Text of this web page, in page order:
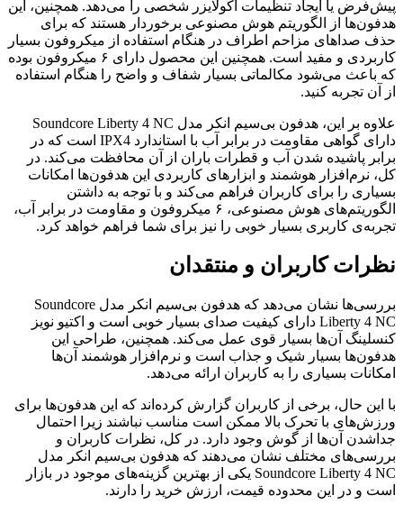
پیش‌فرض یا ایجاد تنظیمات اکولایزر شخصی را می‌دهد. همچنین، این
هدفون‌ها از الگوریتم هوش مصنوعی برخوردار هستند که برای
حذف صداهای مزاحم اطراف در هنگام استفاده از میکروفون بسیار
کاربردی و مفید است. همچنین این محصول دارای ۶ میکروفون بوده
که باعث می‌شود مکالماتی بسیار شفاف و واضح را هنگام استفاده
از آن تجربه کنید.
علاوه بر این، هدفون بی‌سیم انکر مدل Soundcore Liberty 4 NC
دارای گواهی مقاومت در برابر آب با استاندارد IPX4 است که در
برابر پاشیده شدن آب و قطرات باران از آن محافظت می‌کند. در
کل، نرم‌افزار هوشمند و ابزارهای کاربردی این هدفون‌ها امکانات
بسیاری را برای کاربران فراهم می‌کند و با توجه به داشتن
الگوریتم‌های هوش مصنوعی، ۶ میکروفون و مقاومت در برابر آب،
تجربه‌ی کاربری بسیار خوبی را نیز برای شما فراهم خواهد کرد.
نظرات کاربران و منتقدان
بررسی‌ها نشان می‌دهد که هدفون بی‌سیم انکر مدل Soundcore
Liberty 4 NC دارای کیفیت صدای بسیار خوبی است و اکتیو نویز
کنسلینگ آن‌ها بسیار قوی عمل می‌کند. همچنین، طراحی این
هدفون‌ها بسیار شیک و جذاب است و نرم‌افزار هوشمند آن‌ها
امکانات بسیاری را به کاربران ارائه می‌دهد.
با این حال، برخی از کاربران گزارش کرده‌اند که این هدفون‌ها برای
ورزش‌های با تحرک بالا ممکن است مناسب نباشند زیرا احتمال
جداشدن آن‌ها از گوش وجود دارد. در کل، نظرات کاربران و
بررسی‌های مختلف نشان می‌دهند که هدفون بی‌سیم انکر مدل
Soundcore Liberty 4 NC یکی از بهترین گزینه‌های موجود در بازار
است و در این محدوده قیمت، ارزش خرید را دارند.